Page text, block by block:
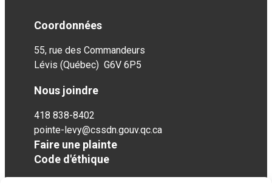
Coordonnées
55, rue des Commandeurs
Lévis (Québec) G6V 6P5
Nous joindre
418 838-8402
pointe-levy@cssdn.gouv.qc.ca
Faire une plainte
Code d'éthique